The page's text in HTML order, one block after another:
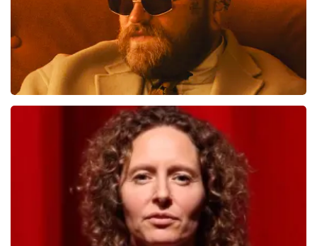
Teddy Swims
laatste 30 minuten
BESTEL NU